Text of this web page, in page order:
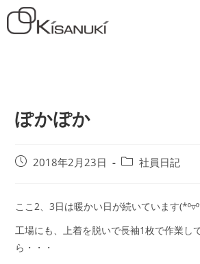
ぽかぽか
2018年2月23日 社員日記
ここ2、3日は暖かい日が続いています
工場にも、上着を脱いで長袖1枚で作業し
ら・・・